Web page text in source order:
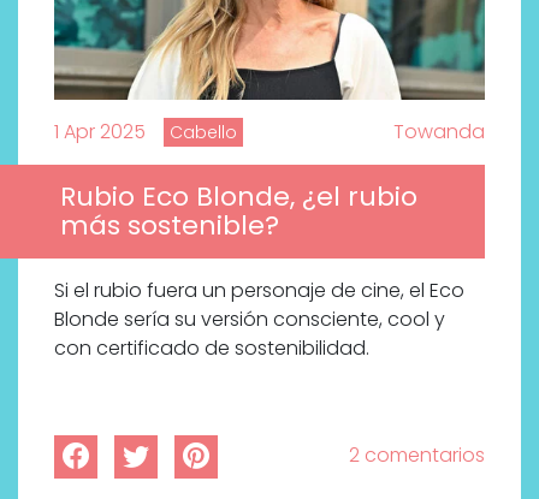
1 Apr 2025 Cabello Towanda
Rubio Eco Blonde, ¿el rubio
más sostenible?
Si el rubio fuera un personaje de cine, el Eco
Blonde sería su versión consciente, cool y
con certificado de sostenibilidad.
2 comentarios